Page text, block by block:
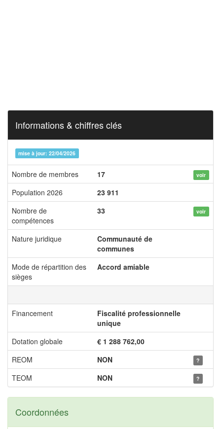
Informations & chiffres clés
mise à jour: 22/04/2026
Nombre de membres 17 voir
Population 2026
23 911
Nombre de
compétences
33 voir
Nature juridique
Communauté de
communes
Mode de répartition des
sièges
Accord amiable
Financement
Fiscalité professionnelle
unique
Dotation globale
€ 1 288 762,00
REOM
NON ?
TEOM NON ?
Coordonnées